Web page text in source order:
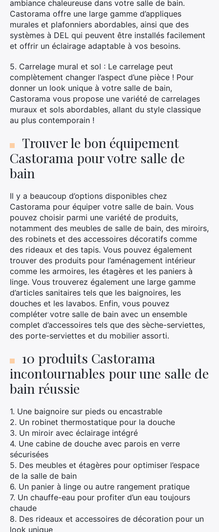
ambiance chaleureuse dans votre salle de bain.
Castorama offre une large gamme d’appliques
murales et plafonniers abordables, ainsi que des
systèmes à DEL qui peuvent être installés facilement
et offrir un éclairage adaptable à vos besoins.
5. Carrelage mural et sol : Le carrelage peut
complètement changer l’aspect d’une pièce ! Pour
donner un look unique à votre salle de bain,
Castorama vous propose une variété de carrelages
muraux et sols abordables, allant du style classique
au plus contemporain !
Trouver le bon équipement
Castorama pour votre salle de
bain
Il y a beaucoup d’options disponibles chez
Castorama pour équiper votre salle de bain. Vous
pouvez choisir parmi une variété de produits,
notamment des meubles de salle de bain, des miroirs,
des robinets et des accessoires décoratifs comme
des rideaux et des tapis. Vous pouvez également
trouver des produits pour l’aménagement intérieur
comme les armoires, les étagères et les paniers à
linge. Vous trouverez également une large gamme
d’articles sanitaires tels que les baignoires, les
douches et les lavabos. Enfin, vous pouvez
compléter votre salle de bain avec un ensemble
complet d’accessoires tels que des sèche-serviettes,
des porte-serviettes et du mobilier assorti.
10 produits Castorama
incontournables pour une salle de
bain réussie
1. Une baignoire sur pieds ou encastrable
2. Un robinet thermostatique pour la douche
3. Un miroir avec éclairage intégré
4. Une cabine de douche avec parois en verre
sécurisées
5. Des meubles et étagères pour optimiser l’espace
de la salle de bain
6. Un panier à linge ou autre rangement pratique
7. Un chauffe-eau pour profiter d’un eau toujours
chaude
8. Des rideaux et accessoires de décoration pour un
look unique